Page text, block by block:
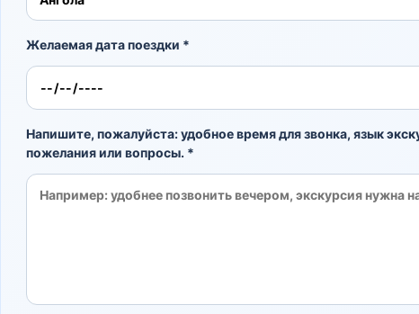
Желаемая дата поездки *
Напишите, пожалуйста: удобное время для звонка, язык
пожелания или вопросы. *